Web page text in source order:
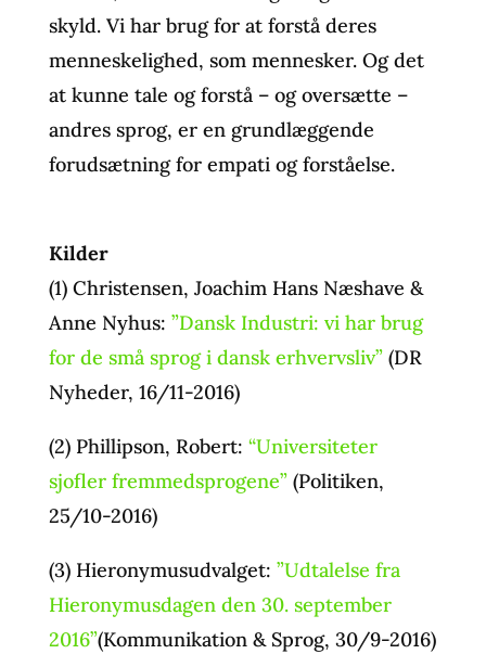
skyld. Vi har brug for at forstå deres
menneskelighed, som mennesker. Og det
at kunne tale og forstå – og oversætte –
andres sprog, er en grundlæggende
forudsætning for empati og forståelse.
Kilder
(1) Christensen, Joachim Hans Næshave &
Anne Nyhus: ”Dansk Industri: vi har brug
for de små sprog i dansk erhvervsliv”(DR
Nyheder, 16/11-2016)
(2) Phillipson, Robert: “Universiteter
sjofler fremmedsprogene”(Politiken,
25/10-2016)
(3) Hieronymusudvalget: ”Udtalelse fra
Hieronymusdagen den 30. september
2016”(Kommunikation & Sprog, 30/9-2016)